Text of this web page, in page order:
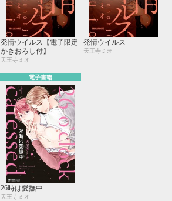
発情ウイルス【電子限定
かきおろし付】
天王寺ミオ
発情ウイルス
天王寺ミオ
電子書籍
26時は愛撫中
天王寺ミオ